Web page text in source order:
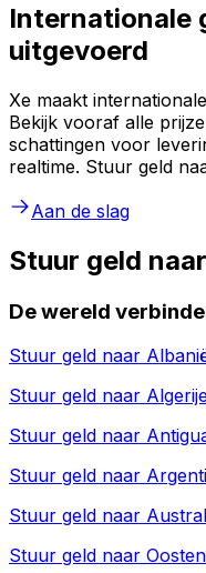
Internationale
uitgevoerd
Xe maakt
Bekijk vooraf alle
schattingen voor
realtime. Stuur geld
Aan de slag
Stuur geld
De wereld
Stuur geld naar
Stuur geld naar
Stuur geld naar
Stuur geld naar
Stuur geld naar
Stuur geld naar